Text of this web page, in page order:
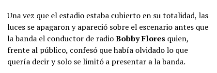
Una vez que el estadio estaba cubierto en su totalidad, las
luces se apagaron y apareció sobre el escenario antes que
la banda el conductor de radioBobby Flores quien,
frente al público, confesó que había olvidado lo que
quería decir y solo se limitó a presentar a la banda.